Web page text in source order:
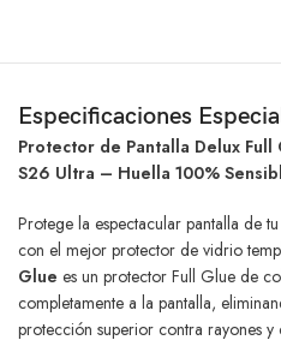
Especificaciones
Protector de Pantalla Delux Full
S26 Ultra – Huella 100%
Protege la espectacular pantalla de tu
con el mejor protector de vidrio
Glue es un protector Full Glue de
completamente a la pantalla,
protección superior contra rayones y